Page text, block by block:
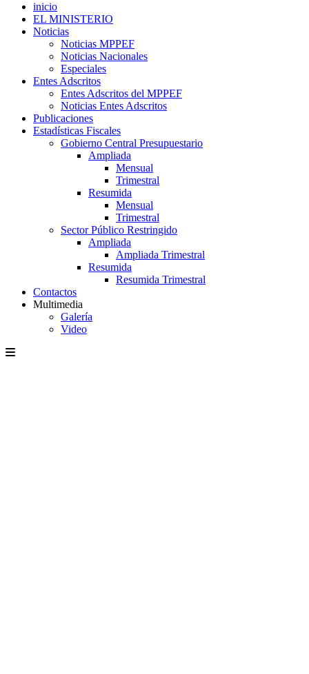
inicio
EL MINISTERIO
Noticias
Noticias MPPEF
Noticias Nacionales
Especiales
Entes Adscritos
Entes Adscritos del MPPEF
Noticias Entes Adscritos
Publicaciones
Estadísticas Fiscales
Gobierno Central Presupuestario
Ampliada
Mensual
Trimestral
Resumida
Mensual
Trimestral
Sector Público Restringido
Ampliada
Ampliada Trimestral
Resumida
Resumida Trimestral
Contactos
Multimedia
Galería
Video